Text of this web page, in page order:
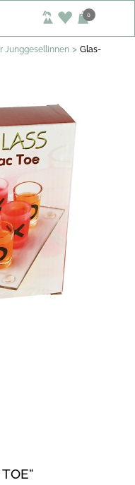
0
Junggesellinnen > Glas-